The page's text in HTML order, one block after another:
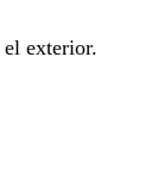
el exterior.